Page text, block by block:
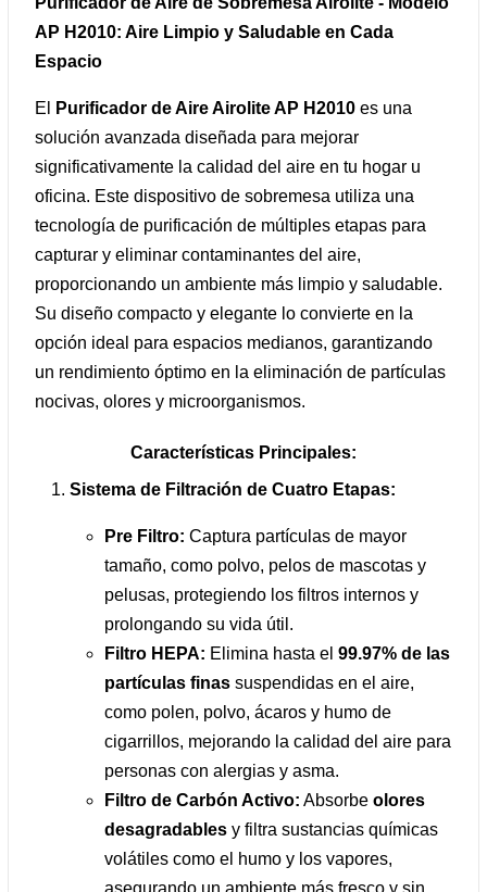
AP H2010: Aire Limpio y Saludable en Cada
Espacio
El Purificador de Aire Airolite AP H2010 es una
solución avanzada diseñada para mejorar
significativamente la calidad del aire en tu hogar u
oficina. Este dispositivo de sobremesa utiliza una
tecnología de purificación de múltiples etapas para
capturar y eliminar contaminantes del aire,
proporcionando un ambiente más limpio y saludable.
Su diseño compacto y elegante lo convierte en la
opción ideal para espacios medianos, garantizando
un rendimiento óptimo en la eliminación de partículas
nocivas, olores y microorganismos.
Características Principales:
Sistema de Filtración de Cuatro Etapas:
Pre Filtro: Captura partículas de mayor
tamaño, como polvo, pelos de mascotas y
pelusas, protegiendo los filtros internos y
prolongando su vida útil.
Filtro HEPA: Elimina hasta el 99.97% de las
partículas finas suspendidas en el aire,
como polen, polvo, ácaros y humo de
cigarrillos, mejorando la calidad del aire para
personas con alergias y asma.
Filtro de Carbón Activo: Absorbe olores
desagradables y filtra sustancias químicas
volátiles como el humo y los vapores,